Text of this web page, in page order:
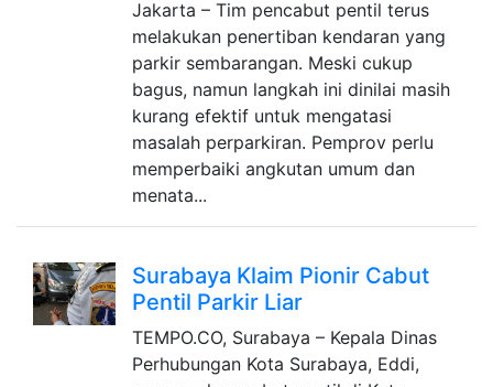
Jakarta – Tim pencabut pentil terus
melakukan penertiban kendaran yang
parkir sembarangan. Meski cukup
bagus, namun langkah ini dinilai masih
kurang efektif untuk mengatasi
masalah perparkiran. Pemprov perlu
memperbaiki angkutan umum dan
menata...
Surabaya Klaim Pionir Cabut
Pentil Parkir Liar
TEMPO.CO, Surabaya – Kepala Dinas
Perhubungan Kota Surabaya, Eddi,